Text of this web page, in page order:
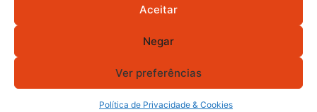
Aceitar
Negar
Ver preferências
Política de Privacidade & Cookies
QUERO ADERIR
Política de Privacidade
© 2026 GA! Todos os direitos reservados.